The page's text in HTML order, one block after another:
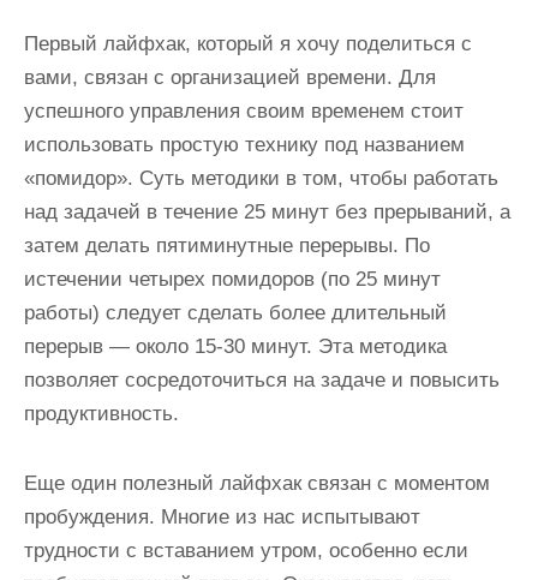
Первый лайфхак, который я хочу поделиться с
вами, связан с организацией времени. Для
успешного управления своим временем стоит
использовать простую технику под названием
«помидор». Суть методики в том, чтобы работать
над задачей в течение 25 минут без прерываний, а
затем делать пятиминутные перерывы. По
истечении четырех помидоров (по 25 минут
работы) следует сделать более длительный
перерыв — около 15-30 минут. Эта методика
позволяет сосредоточиться на задаче и повысить
продуктивность.
Еще один полезный лайфхак связан с моментом
пробуждения. Многие из нас испытывают
трудности с вставанием утром, особенно если